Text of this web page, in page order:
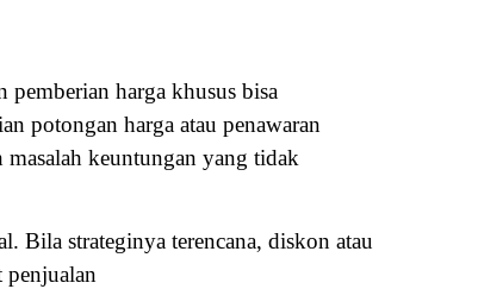
harga khusus bisa
potongan harga atau penawaran
keuntungan yang tidak
Bila strateginya terencana, diskon atau
penjualan